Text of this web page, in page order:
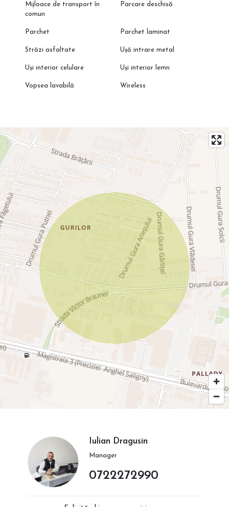
Mijloace de transport în
comun
Parcare deschisă
Parchet Parchet laminat
Străzi asfaltate Ușă intrare metal
Uși interior celulare Uși interior lemn
Vopsea lavabilă Wireless
Iulian Dragusin
Manager
0722272990